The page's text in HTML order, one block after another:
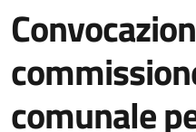
comunale